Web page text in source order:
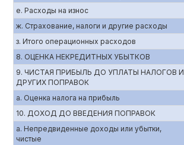
е. Расходы на износ
ж. Страхование, налоги и другие расходы
з. Итого операционных расходов
8. ОЦЕНКА НЕКРЕДИТНЫХ УБЫТКОВ
9. ЧИСТАЯ ПРИБЫЛЬ ДО УПЛАТЫ НАЛОГОВ И
ДРУГИХ ПОПРАВОК
а. Оценка налога на прибыль
10. ДОХОД ДО ВВЕДЕНИЯ ПОПРАВОК
а. Непредвиденные доходы или убытки,
чистые